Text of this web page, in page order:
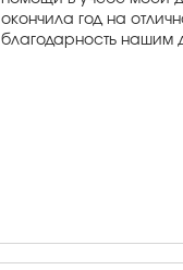
окончила год на
благодарность нашим